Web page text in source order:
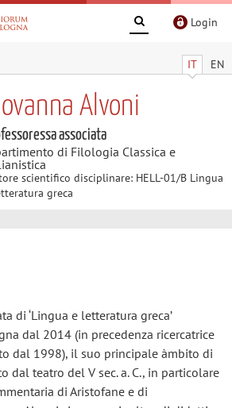
Login
IT EN
Alvoni
associata
di Filologia Classica e
scientifico disciplinare: HELL-01/B Lingua
greca
di ‘Lingua e letteratura greca’
dal 2014 (in precedenza ricercatrice
dal 1998), il suo principale àmbito di
dal teatro del V sec. a. C., in particolare
di Aristofane e di